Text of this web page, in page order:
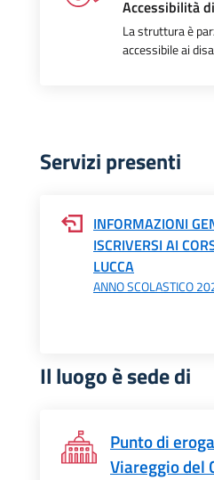
Accessibilità
La struttura è
accessibile ai
Servizi presenti
INFORMAZIONI
ISCRIVERSI AI
LUCCA
ANNO SCOLASTICO
Il luogo è sede di
Punto di
Viareggio del